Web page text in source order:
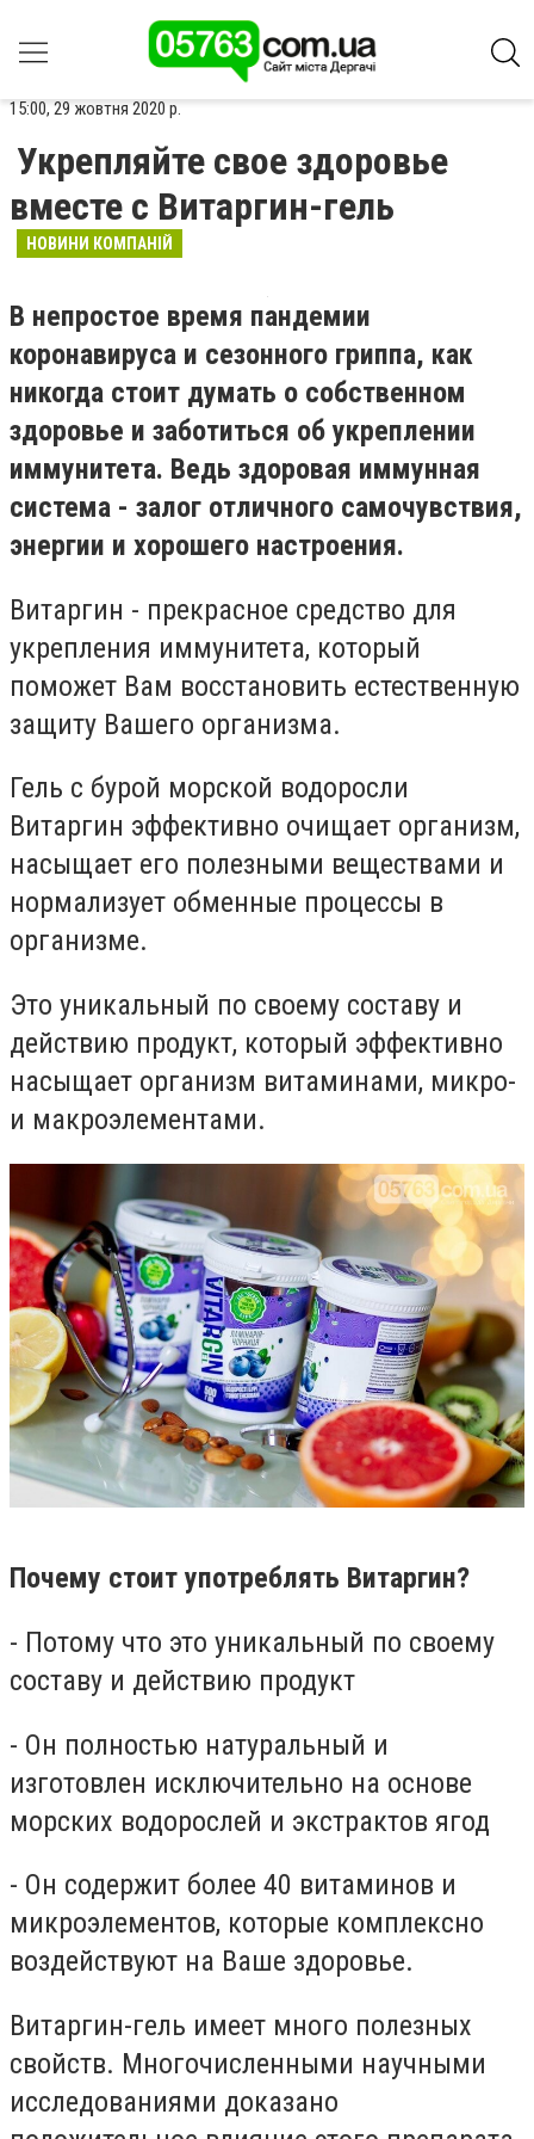
15:00, 29 жовтня 2020 р.
Укрепляйте свое здоровье
вместе с Витаргин-гель
НОВИНИ КОМПАНІЙ
В непростое время пандемии
коронавируса и сезонного гриппа, как
никогда стоит думать о собственном
здоровье и заботиться об укреплении
иммунитета. Ведь здоровая иммунная
система - залог отличного самочувствия,
энергии и хорошего настроения.
Витаргин - прекрасное средство для
укрепления иммунитета, который
поможет Вам восстановить естественную
защиту Вашего организма.
Гель с бурой морской водоросли
Витаргин эффективно очищает организм,
насыщает его полезными веществами и
нормализует обменные процессы в
организме.
Это уникальный по своему составу и
действию продукт, который эффективно
насыщает организм витаминами, микро-
и макроэлементами.
Почему стоит употреблять Витаргин?
- Потому что это уникальный по своему
составу и действию продукт
- Он полностью натуральный и
изготовлен исключительно на основе
морских водорослей и экстрактов ягод
- Он содержит более 40 витаминов и
микроэлементов, которые комплексно
воздействуют на Ваше здоровье.
Витаргин-гель имеет много полезных
свойств. Многочисленными научными
исследованиями доказано